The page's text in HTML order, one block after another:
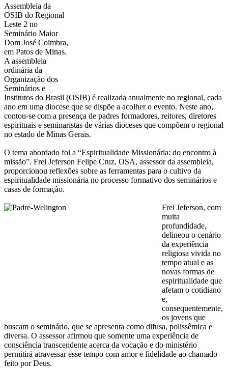
Assembleia da
OSIB do Regional
Leste 2 no
Seminário Maior
Dom José Coimbra,
em Patos de Minas.
A assembleia
ordinária da
Organização dos
Seminários e
Institutos do Brasil (OSIB) é realizada anualmente no regional, cada
ano em uma diocese que se dispõe a acolher o evento. Neste ano,
contou-se com a presença de padres formadores, reitores, diretores
espirituais e seminaristas de várias dioceses que compõem o regional
no estado de Minas Gerais.
O tema abordado foi a “Espiritualidade Missionária: do encontro à
missão”. Frei Jeferson Felipe Cruz, OSA, assessor da assembleia,
proporcionou reflexões sobre as ferramentas para o cultivo da
espiritualidade missionária no processo formativo dos seminários e
casas de formação.
Frei Jeferson, com
muita
profundidade,
delineou o cenário
da experiência
religiosa vivida no
tempo atual e as
novas formas de
espiritualidade que
afetam o cotidiano
e,
consequentemente,
os jovens que
buscam o seminário, que se apresenta como difusa, polissêmica e
diversa. O assessor afirmou que somente uma experiência de
consciência transcendente acerca da vocação e do ministério
permitirá atravessar esse tempo com amor e fidelidade ao chamado
feito por Deus.